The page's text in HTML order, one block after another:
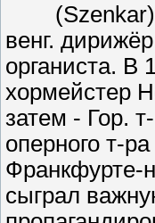
(Szenkar)
венг.
органиста. В
хормейстер
затем - Гор.
оперного т-
Франкфурте-
сыграл